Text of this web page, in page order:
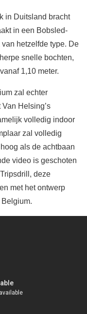
in Duitsland bracht
in een Bobsled-
hetzelfde type. De
snelle bochten,
1,10 meter.
zal echter
Helsing’s
volledig indoor
zal volledig
als de achtbaan
video is geschoten
deze
met het ontwerp